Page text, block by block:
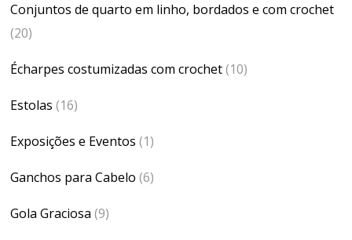
Conjuntos de quarto em linho, bordados e com crochet
(20)
Écharpes costumizadas com crochet(10)
Estolas (16)
Exposições e Eventos (1)
Ganchos para Cabelo (6)
Gola Graciosa (9)